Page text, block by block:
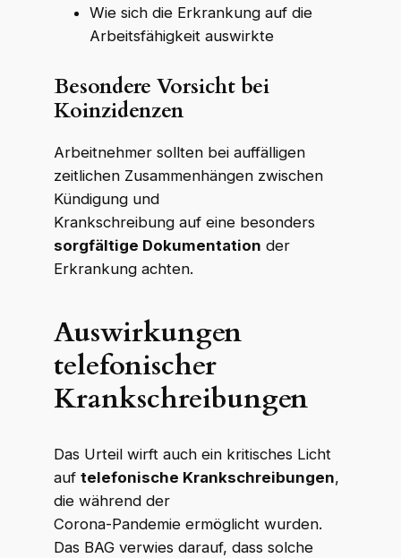
Wie sich die Erkrankung auf die
Arbeitsfähigkeit auswirkte
Besondere Vorsicht bei
Koinzidenzen
Arbeitnehmer sollten bei auffälligen
zeitlichen Zusammenhängen zwischen
Kündigung und
Krankschreibung auf eine besonders
sorgfältige Dokumentation der
Erkrankung achten.
Auswirkungen
telefonischer
Krankschreibungen
Das Urteil wirft auch ein kritisches Licht
auf telefonische Krankschreibungen,
die während der
Corona-Pandemie ermöglicht wurden.
Das BAG verwies darauf, dass solche